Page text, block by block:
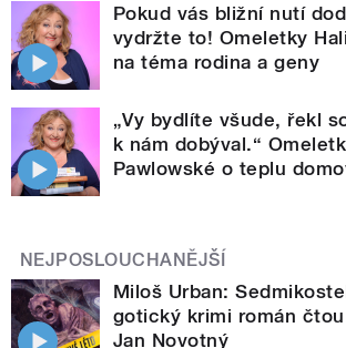
Pokud vás bližní nutí
vydržte to! Omeletky
na téma rodina a geny
„Vy bydlíte všude, řekl
k nám dobýval.“
Pawlowské o teplu
NEJPOSLOUCHANĚJŠÍ
Miloš Urban:
gotický krimi román
Jan Novotný